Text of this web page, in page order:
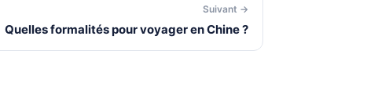
Suivant →
Quelles formalités pour voyager en Chine ?